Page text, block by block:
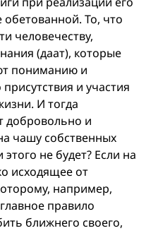
То, что
человечеству,
(даат), которые
пониманию и
и участия
И тогда
добровольно и
чашу собственных
не будет? Если на
исходящее от
например,
правило
ближнего своего,